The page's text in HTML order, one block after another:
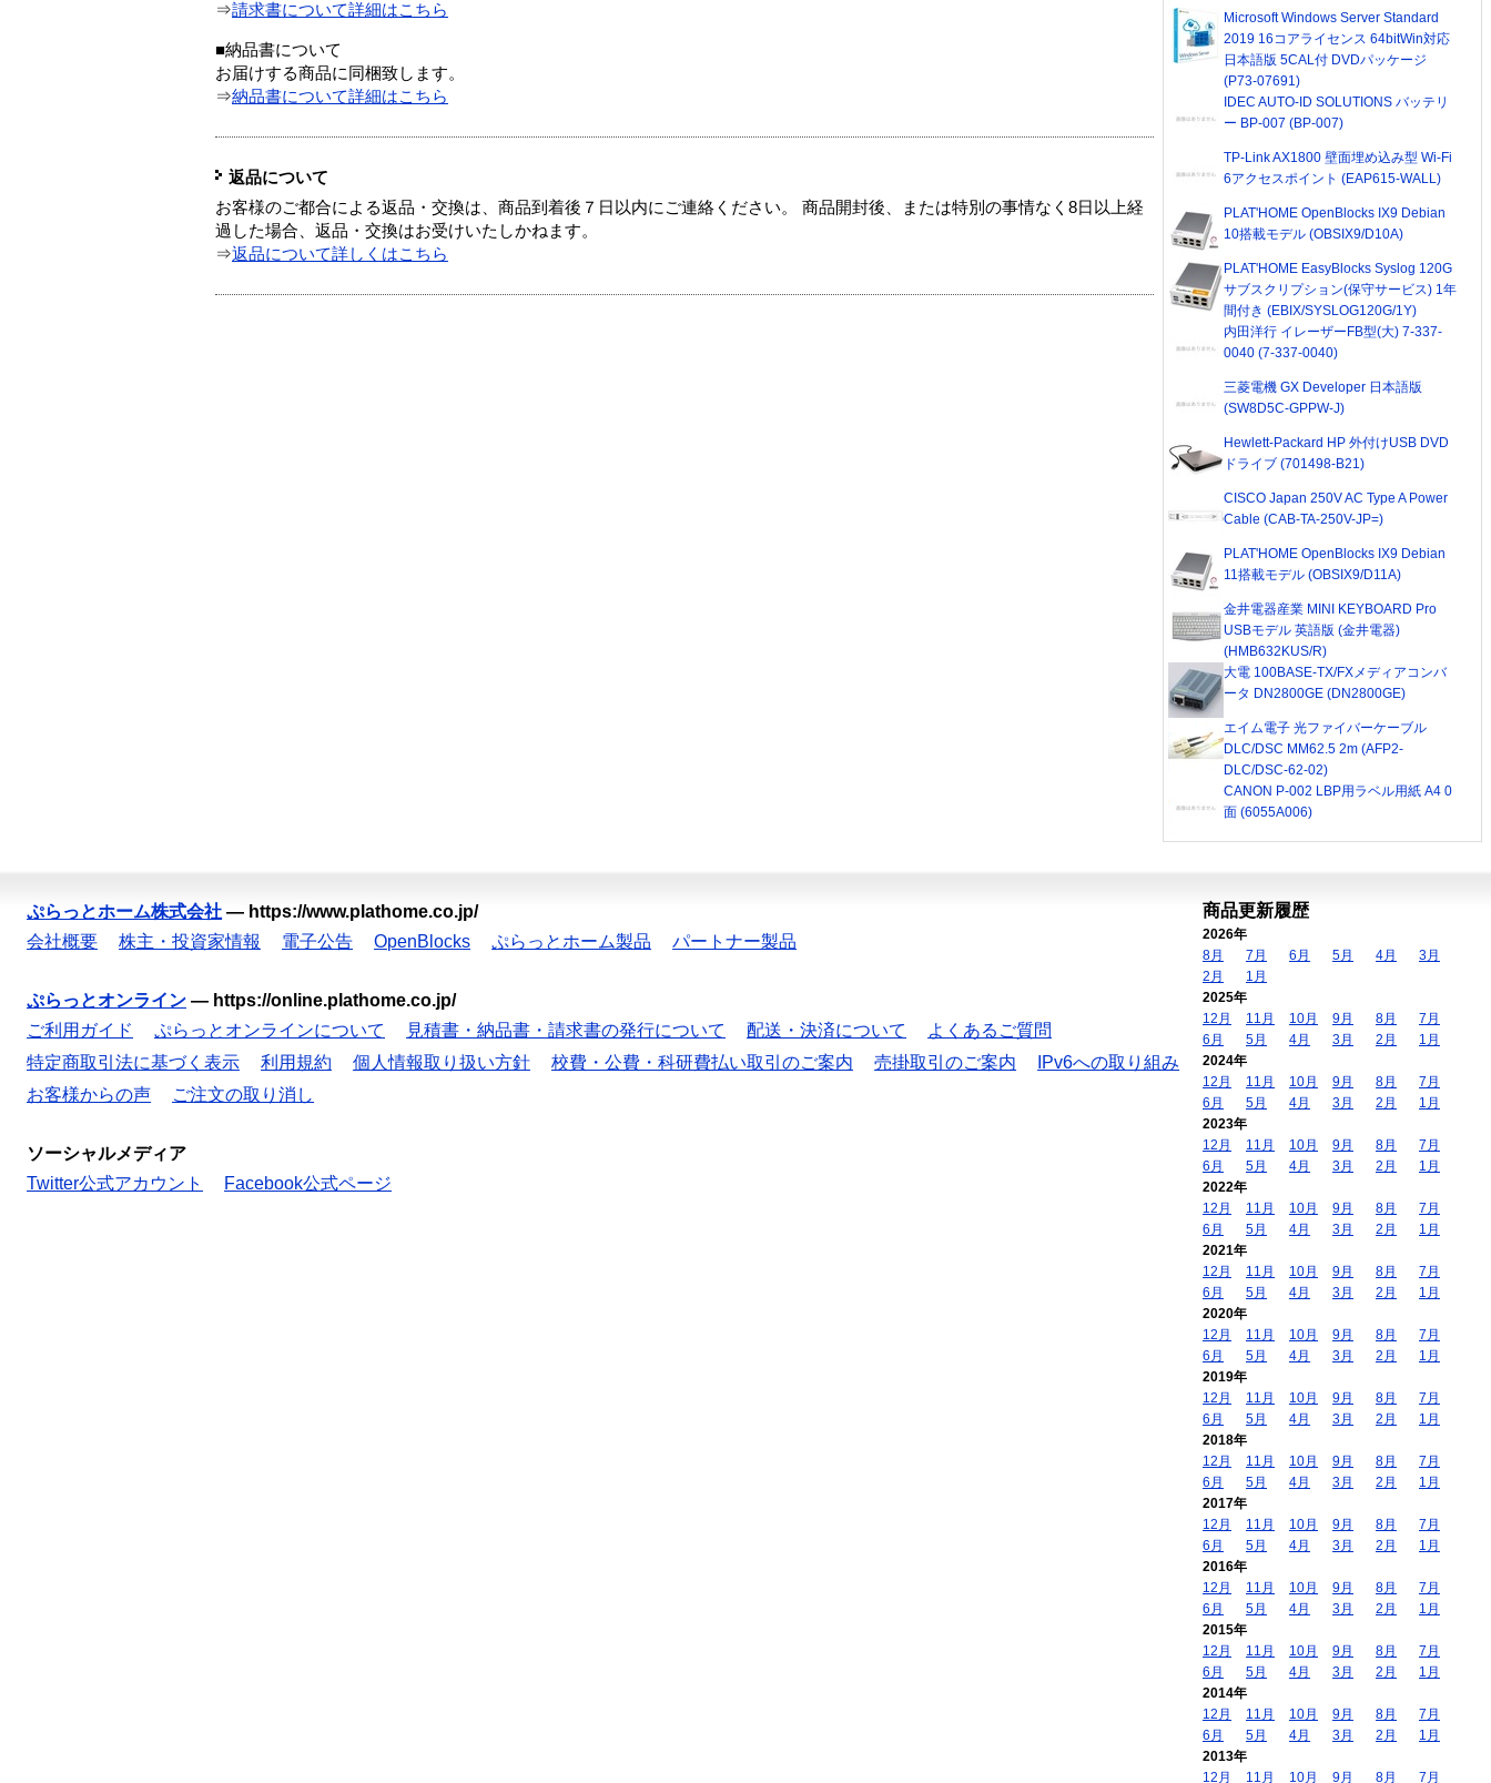
⇒請求書について詳細はこちら
■納品書について
お届けする商品に同梱致します。
⇒納品書について詳細はこちら
返品について
お客様のご都合による返品・交換は、商品到着後７日以内にご連絡ください。 商品開封後、または特別の事情なく8日以上経
過した場合、返品・交換はお受けいたしかねます。
⇒返品について詳しくはこちら
Microsoft Windows Server Standard
2019 16コアライセンス 64bitWin対応
日本語版 5CAL付 DVDパッケージ
(P73-07691)
IDEC AUTO-ID SOLUTIONS バッテリ
ー BP-007 (BP-007)
TP-Link AX1800 壁面埋め込み型 Wi-Fi
6アクセスポイント (EAP615-WALL)
PLAT'HOME OpenBlocks IX9 Debian
10搭載モデル (OBSIX9/D10A)
PLAT'HOME EasyBlocks Syslog 120G
サブスクリプション(保守サービス) 1年
間付き (EBIX/SYSLOG120G/1Y)
内田洋行 イレーザーFB型(大) 7-337-
0040 (7-337-0040)
三菱電機 GX Developer 日本語版
(SW8D5C-GPPW-J)
Hewlett-Packard HP 外付けUSB DVD
ドライブ (701498-B21)
CISCO Japan 250V AC Type A Power
Cable (CAB-TA-250V-JP=)
PLAT'HOME OpenBlocks IX9 Debian
11搭載モデル (OBSIX9/D11A)
金井電器産業 MINI KEYBOARD Pro
USBモデル 英語版 (金井電器)
(HMB632KUS/R)
大電 100BASE-TX/FXメディアコンバ
ータ DN2800GE (DN2800GE)
エイム電子 光ファイバーケーブル
DLC/DSC MM62.5 2m (AFP2-
DLC/DSC-62-02)
CANON P-002 LBP用ラベル用紙 A4 0
面 (6055A006)
ぷらっとホーム株式会社 — https://www.plathome.co.jp/
会社概要
株主・投資家情報 電子公告 OpenBlocks ぷらっとホーム製品 パートナー製品
ぷらっとオンライン — https://online.plathome.co.jp/
ご利用ガイド
ぷらっとオンラインについて 見積書・納品書・請求書の発行について 配送・決済について
よくあるご質問
特定商取引法に基づく表示
利用規約 個人情報取り扱い方針 校費・公費・科研費払い取引のご案内 売掛取引のご案内
IPv6への取り組み
お客様からの声
ご注文の取り消し
ソーシャルメディア
Twitter公式アカウント
Facebook公式ページ
商品更新履歴
2026年
8月
7月 6月 5月 4月
3月
2月
1月
2025年
12月
11月 10月 9月 8月
7月
6月
5月 4月 3月 2月
1月
2024年
12月
11月 10月 9月 8月
7月
6月
5月 4月 3月 2月
1月
2023年
12月
11月 10月 9月 8月
7月
6月
5月 4月 3月 2月
1月
2022年
12月
11月 10月 9月 8月
7月
6月
5月 4月 3月 2月
1月
2021年
12月
11月 10月 9月 8月
7月
6月
5月 4月 3月 2月
1月
2020年
12月
11月 10月 9月 8月
7月
6月
5月 4月 3月 2月
1月
2019年
12月
11月 10月 9月 8月
7月
6月
5月 4月 3月 2月
1月
2018年
12月
11月 10月 9月 8月
7月
6月
5月 4月 3月 2月
1月
2017年
12月
11月 10月 9月 8月
7月
6月
5月 4月 3月 2月
1月
2016年
12月
11月 10月 9月 8月
7月
6月
5月 4月 3月 2月
1月
2015年
12月
11月 10月 9月 8月
7月
6月
5月 4月 3月 2月
1月
2014年
12月
11月 10月 9月 8月
7月
6月
5月 4月 3月 2月
1月
2013年
12月
11月 10月 9月 8月 7月